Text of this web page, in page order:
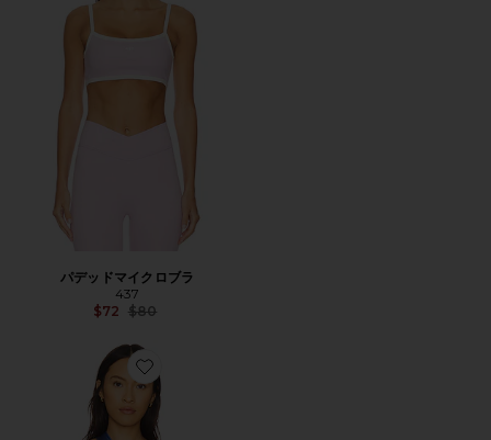
パデッドマイクロブラ
437
$72 Previous price:
$80
Favorite THE ALEXI トップ